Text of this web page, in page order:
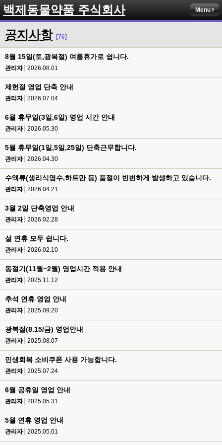
백제동물약품 주식회사 Menu
공지사항 [76]
8월 15일(토,광복절) 여름휴가로 쉽니다.
관리자 2026.08.01
제헌절 영업 단축 안내
관리자 2026.07.04
6월 휴무일(3일,6일) 영업 시간 안내
관리자 2026.05.30
5월 휴무일(1일,5일,25일) 단축근무합니다.
관리자 2026.04.30
수액류(생리식염수,하트만 등) 품절이 빈번하게 발생하고 있습니다.
관리자 2026.04.21
3월 2일 단축영업 안내
관리자 2026.02.28
설 연휴 모두 쉽니다.
관리자 2026.02.10
동절기(11월~2월) 영업시간 적용 안내
관리자 2025.11.12
추석 연휴 영업 안내
관리자 2025.09.20
광복절(8.15/금) 영업안내
관리자 2025.08.07
민생회복 소비쿠폰 사용 가능합니다.
관리자 2025.07.24
6월 공휴일 영업 안내
관리자 2025.05.31
5월 연휴 영업 안내
관리자 2025.05.01